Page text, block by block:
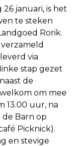
januari, is het
te steken
Rorik.
via
stap gezet
de
om mee
13.00 uur, na
Barn op
Picknick).
en stevige